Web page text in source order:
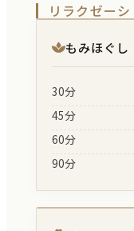
リラクゼー
もみほぐし
30分
45分
60分
90分